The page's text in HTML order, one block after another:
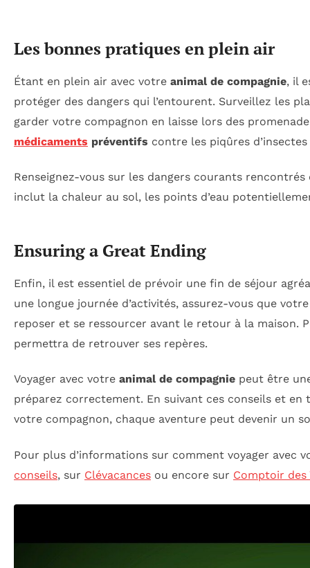
Les bonnes pratiques en plein air
Étant en plein air avec votre animal de compagnie, il
protéger des dangers qui l’entourent. Surveillez les
garder votre compagnon en laisse lors des
médicaments préventifs contre les piqûres
Renseignez-vous sur les dangers courants
inclut la chaleur au sol, les points d’eau
Ensuring a Great Ending
Enfin, il est essentiel de prévoir une fin de séjour
une longue journée d’activités, assurez-vous que
reposer et se ressourcer avant le retour à la maison.
permettra de retrouver ses repères.
Voyager avec votre animal de compagnie peut être
préparez correctement. En suivant ces conseils et
votre compagnon, chaque aventure peut devenir un
Pour plus d’informations sur comment voyager avec
conseils, sur Clévacances ou encore sur Comptoir des